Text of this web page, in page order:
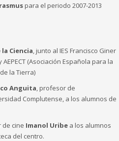
para el periodo 2007-2013
la Ciencia , junto al IES Francisco Giner
(Asociación Española para la
la Tierra)
Anguita , profesor de
Complutense, a los alumnos de
de cine Imanol Uribe a los alumnos
del centro.